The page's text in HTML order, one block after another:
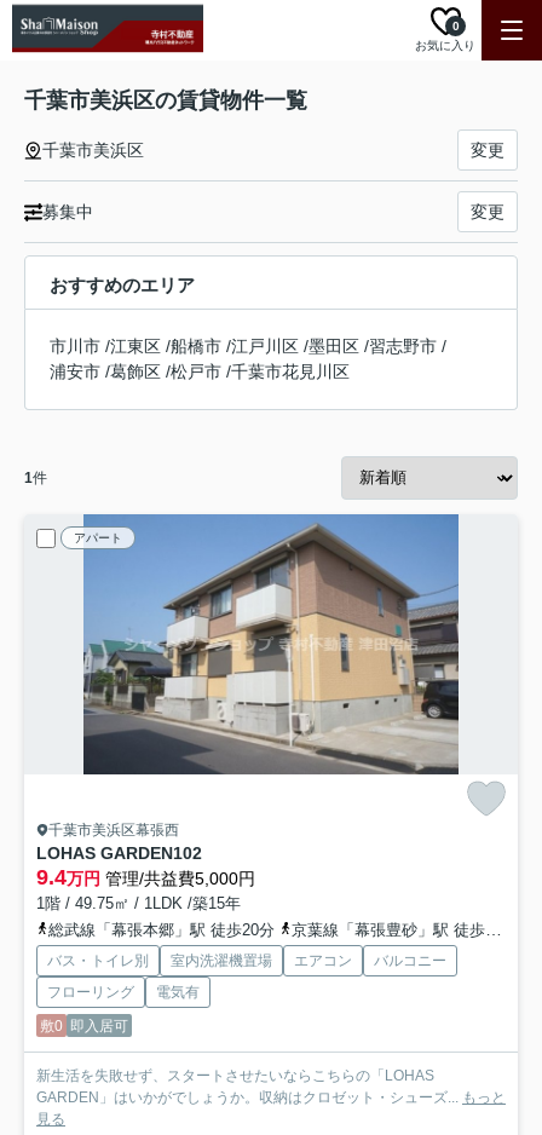
お気に入り
0
千葉市美浜区の賃貸物件一覧
千葉市美浜区 変更
募集中 変更
おすすめのエリア
市川市 /江東区 /船橋市 /江戸川区 /墨田区 /習志野市 /
浦安市 /葛飾区 /松戸市 /千葉市花見川区
1件
アパート
千葉市美浜区幕張西
LOHAS GARDEN102
9.4万円 管理/共益費5,000円
1階 / 49.75㎡ / 1LDK /築15年
総武線「幕張本郷」駅 徒歩20分
京葉線「幕張豊砂」駅 徒歩33分
バス・トイレ別 室内洗濯機置場 エアコン
バルコニー
フローリング
電気有
敷0 即入居可
新生活を失敗せず、スタートさせたいならこちらの「LOHAS
GARDEN」はいかがでしょうか。収納はクロゼット・シューズ... もっと
見る